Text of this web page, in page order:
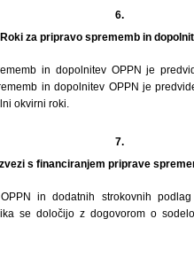
6.
Roki za pripravo sprememb in
in dopolnitev OPPN je
in dopolnitev OPPN je
okvirni roki.
7.
s financiranjem priprave
in dodatnih strokovnih
se določijo z dogovorom o